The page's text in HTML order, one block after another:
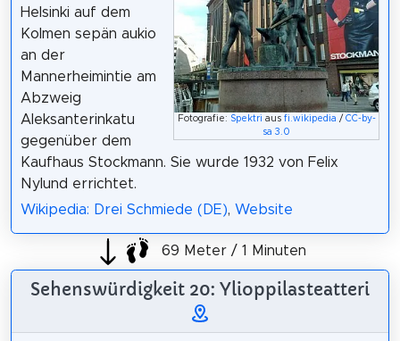
Fotografie: Spektri aus fi.wikipedia / CC-by-
sa 3.0
Helsinki auf dem
Kolmen sepän aukio
an der
Mannerheimintie am
Abzweig
Aleksanterinkatu
gegenüber dem
Kaufhaus Stockmann. Sie wurde 1932 von Felix
Nylund errichtet.
Wikipedia: Drei Schmiede (DE), Website
69 Meter / 1 Minuten
Sehenswürdigkeit 20: Ylioppilasteatteri